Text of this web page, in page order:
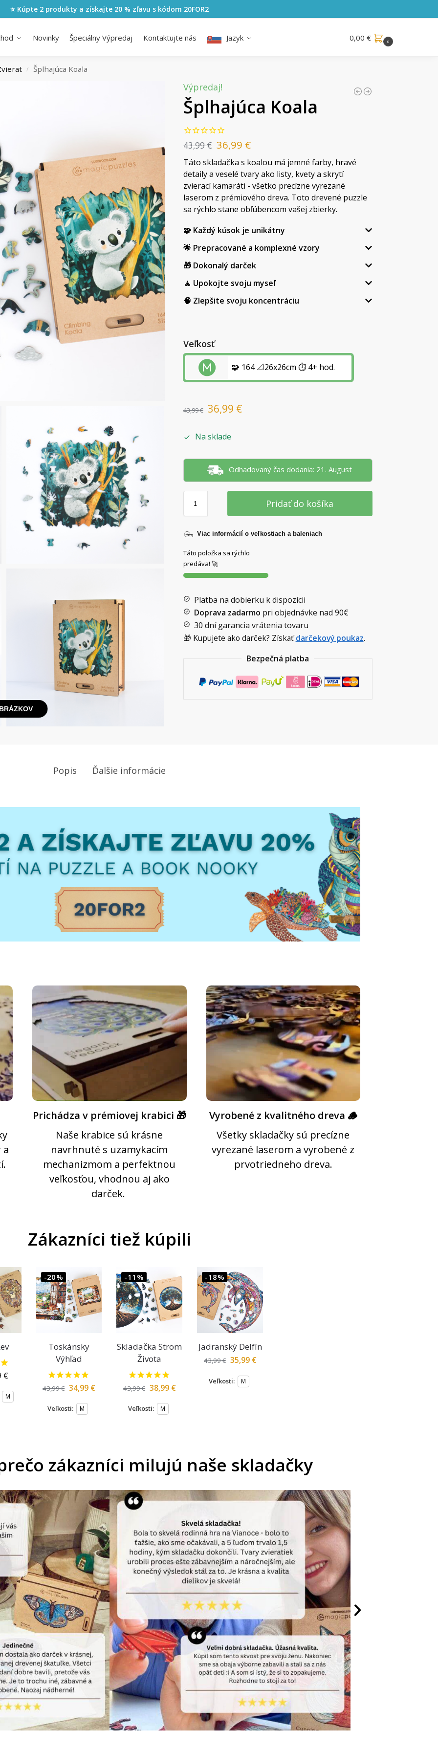
⭐ Kúpte 2 produkty a získajte 20 % zľavu s kódom 20FOR2
Novinky Špeciálny Výpredaj Kontaktujte nás Jazyk 0,00 € 0
/ Šplhajúca Koala
Výpredaj!
Šplhajúca Koala
43,99€ 36,99 €
Táto skladačka s koalou má jemné farby, hravé
detaily a veselé tvary ako listy, kvety a skrytí
zvierací kamaráti - všetko precízne vyrezané
laserom z prémiového dreva. Toto drevené puzzle
sa rýchlo stane obľúbencom vašej zbierky.
🧩 Každý kúsok je unikátny
🌟 Prepracované a komplexné vzory
🎁 Dokonalý darček
🧘 Upokojte svoju myseľ
🧠 Zlepšite svoju koncentráciu
Veľkosť
🧩 164 📐26x26cm ⏱️ 4+ hod.
43,99€ 36,99 €
Na sklade
Odhadovaný čas dodania: 21. August
Pridať do košíka
Viac informácií o veľkostiach a baleniach
Táto položka sa rýchlo
predáva! 🚀
Platba na dobierku k dispozícii
Doprava zadarmo pri objednávke nad 90€
30 dní garancia vrátenia tovaru
🎁 Kupujete ako darček? Získaťdarčekový poukaz.
Bezpečná platba
Popis Ďalšie informácie
a
Prichádza v prémiovej krabici 🎁
Naše krabice sú krásne
navrhnuté s uzamykacím
mechanizmom a perfektnou
veľkosťou, vhodnou aj ako
darček.
Vyrobené z kvalitného dreva 🪵
Všetky skladačky sú precízne
vyrezané laserom a vyrobené z
prvotriedneho dreva.
Zákazníci tiež kúpili
€
M
-20%
Toskánsky
Výhľad
43,99€ 34,99 €
Veľkosti: M
-11%
Skladačka Strom
Života
43,99€ 38,99 €
Veľkosti: M
-18%
Jadranský Delfín
43,99€ 35,99 €
Veľkosti: M
zákazníci milujú naše skladačky